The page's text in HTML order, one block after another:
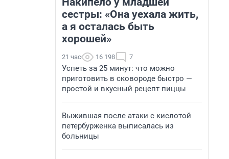
сестры: «Она уехала жить,
а я осталась быть
хорошей»
21 час 16 198 7
Успеть за 25 минут: что можно
приготовить в сковороде быстро —
простой и вкусный рецепт пиццы
Выжившая после атаки с кислотой
петербурженка выписалась из
больницы